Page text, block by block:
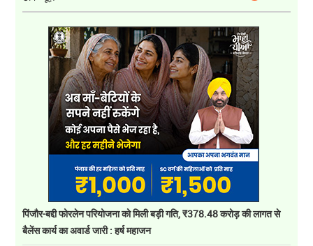
पिंजौर-बद्दी फोरलेन परियोजना को मिली बड़ी गति, ₹378.48 करोड़ की लागत से
बैलेंस कार्य का अवार्ड जारी : हर्ष महाजन